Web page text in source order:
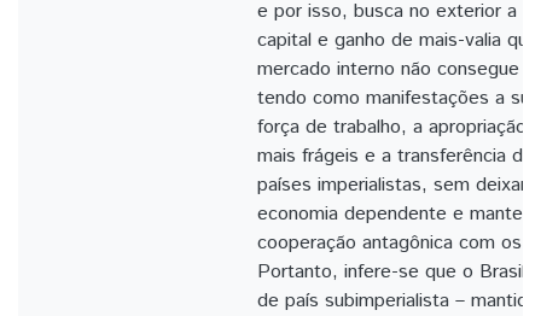
e por isso, busca no exterior a
capital e ganho de mais-valia
mercado interno não consegue
tendo como manifestações a
força de trabalho, a apropriação
mais frágeis e a transferência de
países imperialistas, sem deixar
economia dependente e
cooperação antagônica com os
Portanto, infere-se que o Brasil
de país subimperialista –